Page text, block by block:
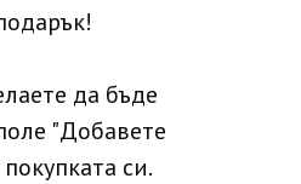
да бъде
"Добавете
си.